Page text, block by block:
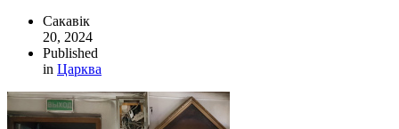
Сакавік
20, 2024
Published
in Царква